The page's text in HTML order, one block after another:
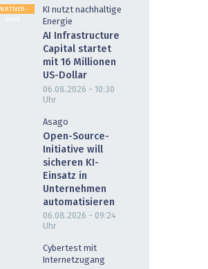
KI nutzt nachhaltige
Energie
AI Infrastructure
Capital startet
mit 16 Millionen
US-Dollar
06.08.2026 - 10:30
Uhr
Asago
Open-Source-
Initiative will
sicheren KI-
Einsatz in
Unternehmen
automatisieren
06.08.2026 - 09:24
Uhr
Cybertest mit
Internetzugang